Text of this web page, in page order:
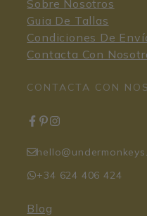
Sobre Nosotros
Guia De Tallas
Condiciones De
Contacta Con
CONTACTA CON
+34 624 406 424
Blog